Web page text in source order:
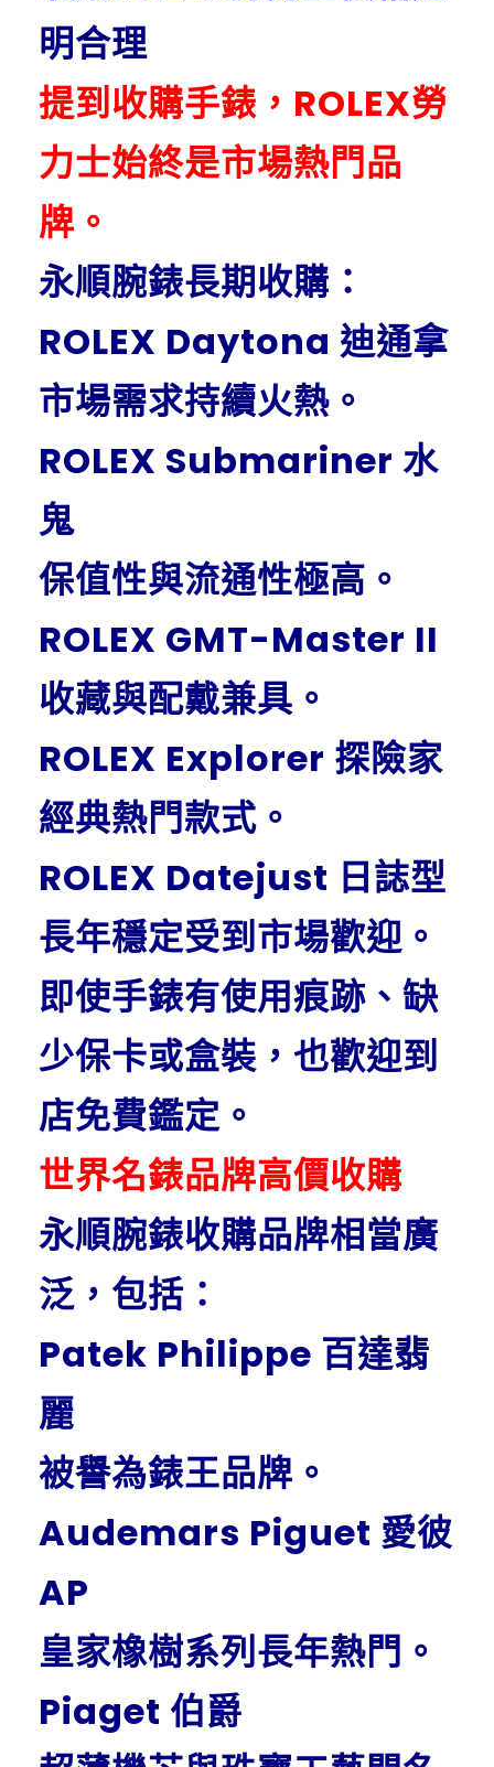
明合理
提到收購手錶，ROLEX勞
力士始終是市場熱門品
牌。
永順腕錶長期收購：
ROLEX Daytona 迪通拿
市場需求持續火熱。
ROLEX Submariner 水
鬼
保值性與流通性極高。
ROLEX GMT-Master II
收藏與配戴兼具。
ROLEX Explorer 探險家
經典熱門款式。
ROLEX Datejust 日誌型
長年穩定受到市場歡迎。
即使手錶有使用痕跡、缺
少保卡或盒裝，也歡迎到
店免費鑑定。
世界名錶品牌高價收購
永順腕錶收購品牌相當廣
泛，包括：
Patek Philippe 百達翡
麗
被譽為錶王品牌。
Audemars Piguet 愛彼
AP
皇家橡樹系列長年熱門。
Piaget 伯爵